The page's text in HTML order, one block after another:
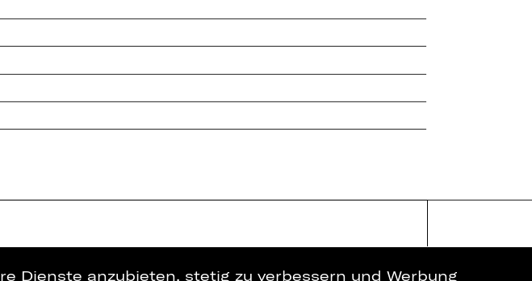
Dienste anzubieten, stetig zu verbessern und Werbung